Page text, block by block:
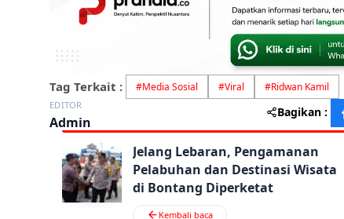
Tag Terkait : #Media Sosial #Viral #Ridwan Kamil
EDITOR
Admin
Bagikan :
Jelang Lebaran, Pengamanan
Pelabuhan dan Destinasi Wisata
di Bontang Diperketat
Kembali baca